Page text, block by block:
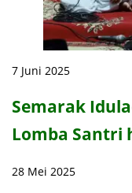
7 Juni 2025
Semarak
Lomba Santri
28 Mei 2025